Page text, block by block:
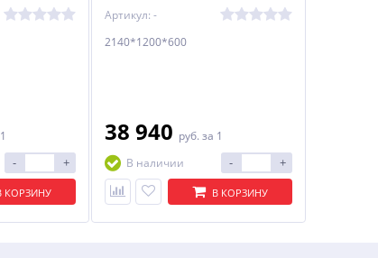
- +
КОРЗИНУ
Артикул: -
2140*1200*600
38 940 руб. за 1
В наличии
- +
В КОРЗИНУ